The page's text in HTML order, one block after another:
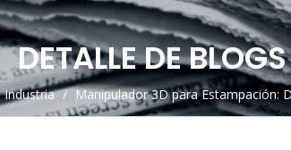
DETALLE DE BLOGS
Industria / Manipulador 3D para Estampación: